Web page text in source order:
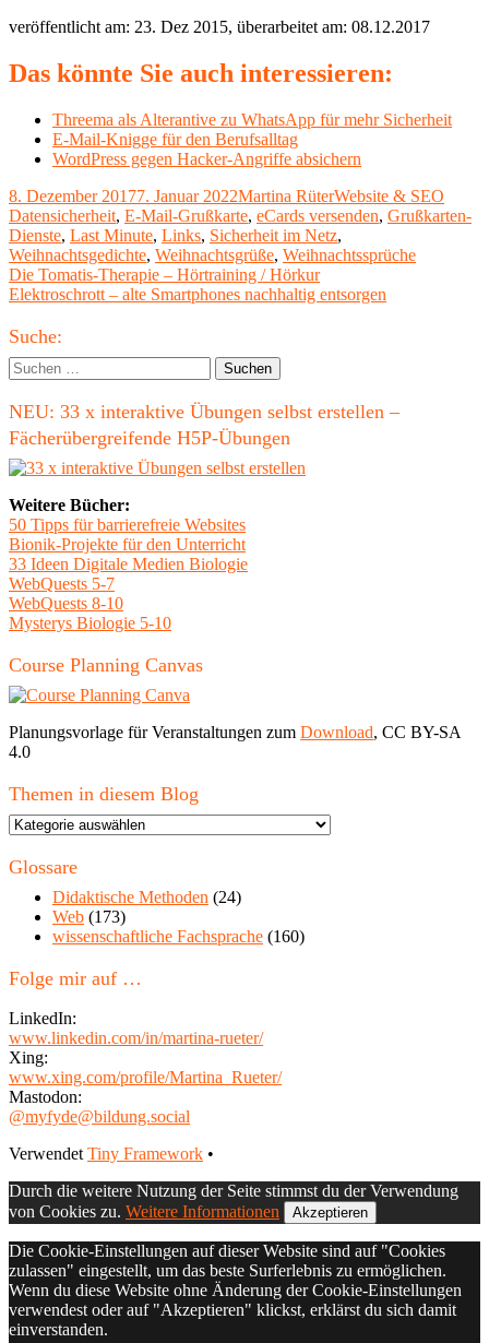
veröffentlicht am: 23. Dez 2015, überarbeitet am: 08.12.2017
Das könnte Sie auch interessieren:
Threema als Alterantive zu WhatsApp für mehr Sicherheit
E-Mail-Knigge für den Berufsalltag
WordPress gegen Hacker-Angriffe absichern
Veröffentlicht
am
8. Dezember 20177. Januar 2022Autor
Martina RüterKategorien
Website & SEO
Datensicherheit, E-Mail-Grußkarte, eCards versenden, Grußkarten-
Dienste, Last Minute, Links, Sicherheit im Netz,
Weihnachtsgedichte, Weihnachtsgrüße, Weihnachtssprüche
Beitragsnavigation
Vorheriger
Beitrag:
Die Tomatis-Therapie – Hörtraining / Hörkur
Nächster
Elektroschrott – alte Smartphones nachhaltig entsorgen
Haupt-
Seitenleiste
Suche:
Suchen
nach:
NEU: 33 x interaktive Übungen selbst erstellen –
Fächerübergreifende H5P-Übungen
Weitere Bücher:
50 Tipps für barrierefreie Websites
Bionik-Projekte für den Unterricht
33 Ideen Digitale Medien Biologie
WebQuests 5-7
WebQuests 8-10
Mysterys Biologie 5-10
Course Planning Canvas
Planungsvorlage für Veranstaltungen zum Download, CC BY-SA
4.0
Themen in diesem Blog
Themen
diesem
Glossare
Didaktische Methoden (24)
Web (173)
wissenschaftliche Fachsprache (160)
Folge mir auf …
LinkedIn:
www.linkedin.com/in/martina-rueter/
Xing:
www.xing.com/profile/Martina_Rueter/
Mastodon:
@myfyde@bildung.social
Footer
Inhalt
Verwendet Tiny Framework •
Durch die weitere Nutzung der Seite stimmst du der Verwendung
von Cookies zu. Weitere Informationen Akzeptieren
Die Cookie-Einstellungen auf dieser Website sind auf "Cookies
zulassen" eingestellt, um das beste Surferlebnis zu ermöglichen.
Wenn du diese Website ohne Änderung der Cookie-Einstellungen
verwendest oder auf "Akzeptieren" klickst, erklärst du sich damit
einverstanden.